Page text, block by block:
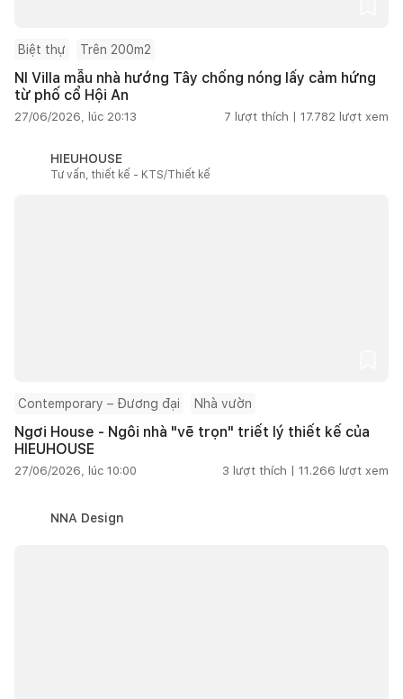
Biệt thự Trên 200m2
NI Villa mẫu nhà hướng Tây chống nóng lấy cảm hứng
từ phố cổ Hội An
27/06/2026, lúc 20:13 7 lượt thích | 17.782 lượt xem
HIEUHOUSE
Tư vấn, thiết kế - KTS/Thiết kế
Contemporary – Đương đại Nhà vườn
Ngơi House - Ngôi nhà "vẽ trọn" triết lý thiết kế của
HIEUHOUSE
27/06/2026, lúc 10:00 3 lượt thích | 11.266 lượt xem
NNA Design